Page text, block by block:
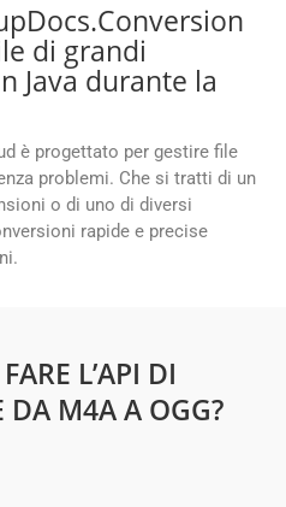
di grandi
Java durante la
è progettato per gestire file
problemi. Che si tratti di un
o di uno di diversi
rapide e precise
L’API DI
DA M4A A OGG?